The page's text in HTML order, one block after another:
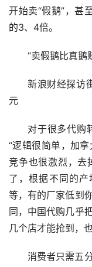
开始卖“假鹅”，甚
的3、4倍。
“卖假鹅比真鹅
新浪财经探访
元
对于很多代购
“逻辑很简单，加
竞争也很激烈，去
了，根据不同的
等，有的厂家低到
同，中国代购几乎
几个店才能抢到，
消费者只需五